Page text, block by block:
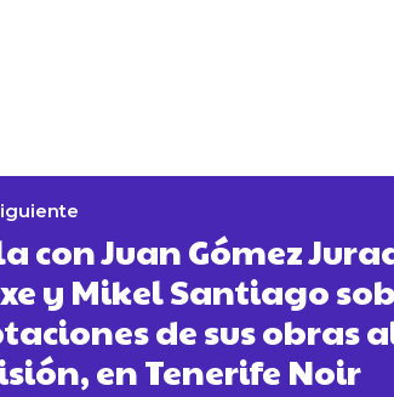
con Juan Gómez
y Mikel Santiago
de sus obras
en Tenerife Noir